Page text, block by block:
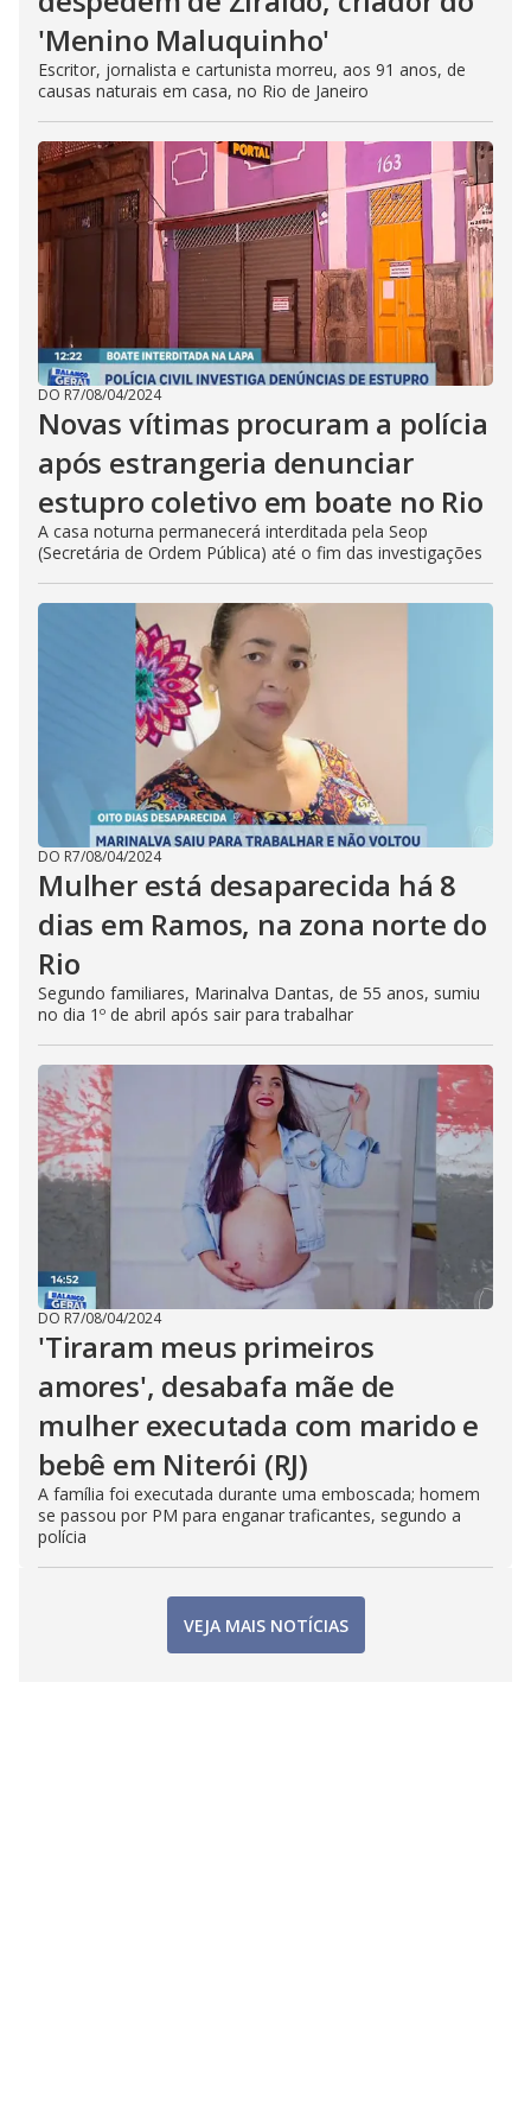
'Menino Maluquinho'
Escritor, jornalista e cartunista morreu, aos 91 anos, de
causas naturais em casa, no Rio de Janeiro
DO R7/08/04/2024
Novas vítimas procuram a polícia
após estrangeria denunciar
estupro coletivo em boate no Rio
A casa noturna permanecerá interditada pela Seop
(Secretária de Ordem Pública) até o fim das investigações
DO R7/08/04/2024
Mulher está desaparecida há 8
dias em Ramos, na zona norte do
Rio
Segundo familiares, Marinalva Dantas, de 55 anos, sumiu
no dia 1º de abril após sair para trabalhar
DO R7/08/04/2024
'Tiraram meus primeiros
amores', desabafa mãe de
mulher executada com marido e
bebê em Niterói (RJ)
A família foi executada durante uma emboscada; homem
se passou por PM para enganar traficantes, segundo a
polícia
VEJA MAIS NOTÍCIAS